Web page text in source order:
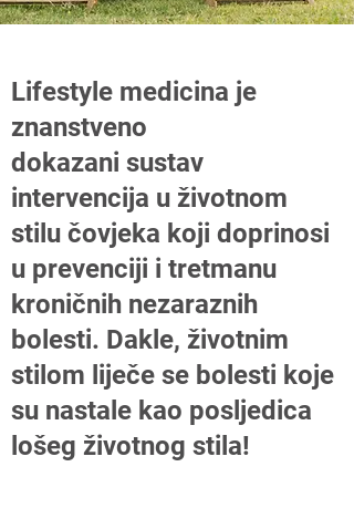
Lifestyle medicina je
znanstveno
dokazani sustav
intervencija u životnom
stilu čovjeka koji doprinosi
u prevenciji i tretmanu
kroničnih nezaraznih
bolesti. Dakle, životnim
stilom liječe se bolesti koje
su nastale kao posljedica
lošeg životnog stila!